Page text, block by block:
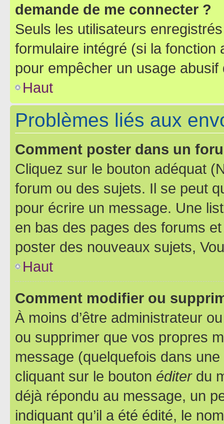
demande de me connecter ?
Seuls les utilisateurs
formulaire intégré (si la fonction
pour empêcher un usage
Haut
Problèmes liés aux
Comment poster dans un
Cliquez sur le bouton adéquat
forum ou des sujets. Il se peut
pour écrire un message. Une
en bas des pages des forums
poster des nouveaux sujets,
Haut
Comment modifier ou
À moins d’être administrateur
ou supprimer que vos propres
message (quelquefois dans
cliquant sur le bouton éditerdu
déjà répondu au message, un
indiquant qu’il a été édité, le